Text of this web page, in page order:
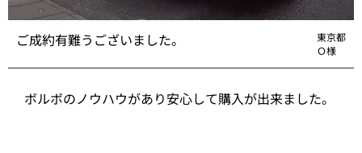
ご成約有難うございました。
東京都
Ｏ様
ボルボのノウハウがあり安心して購入が出来ました。